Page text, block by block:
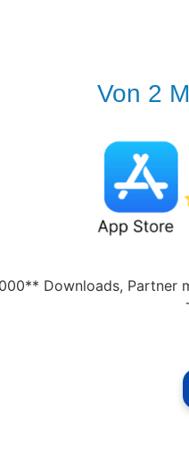
Von 2
Downloads, Partner